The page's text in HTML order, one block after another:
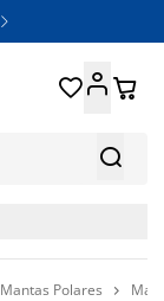


 
Mantas Polares 